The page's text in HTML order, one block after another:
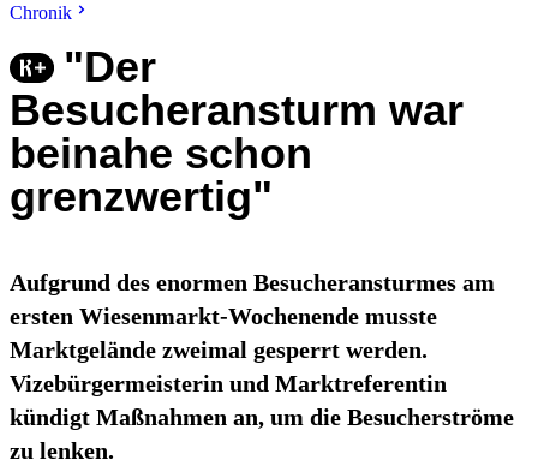
Chronik
"Der
Besucheransturm war
beinahe schon
grenzwertig"
Aufgrund des enormen Besucheransturmes am
ersten Wiesenmarkt-Wochenende musste
Marktgelände zweimal gesperrt werden.
Vizebürgermeisterin und Marktreferentin
kündigt Maßnahmen an, um die Besucherströme
zu lenken.